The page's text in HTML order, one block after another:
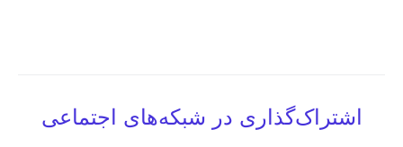
اشتراک‌گذاری در شبکه‌های اجتماعی